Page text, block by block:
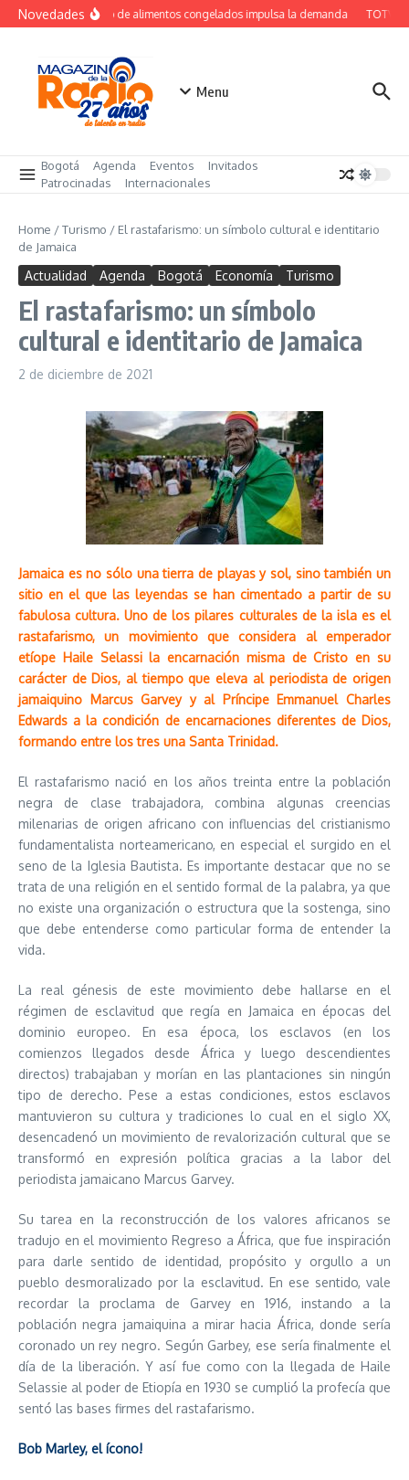
Saltar al contenido
Novedades
del consumo de alimentos congelados impulsa la demanda TOTVS
Menu
Bogotá Agenda Eventos
Invitados
Patrocinadas
Internacionales
Home /Turismo / El rastafarismo: un símbolo cultural e identitario
de Jamaica
Actualidad Agenda Bogotá Economía Turismo
El rastafarismo: un símbolo
cultural e identitario de Jamaica
2 de diciembre de 2021
Jamaica es no sólo una tierra de playas y sol, sino también un
sitio en el que las leyendas se han cimentado a partir de su
fabulosa cultura. Uno de los pilares culturales de la isla es el
rastafarismo, un movimiento que considera al emperador
etíope Haile Selassi la encarnación misma de Cristo en su
carácter de Dios, al tiempo que eleva al periodista de origen
jamaiquino Marcus Garvey y al Príncipe Emmanuel Charles
Edwards a la condición de encarnaciones diferentes de Dios,
formando entre los tres una Santa Trinidad.
El rastafarismo nació en los años treinta entre la población
negra de clase trabajadora, combina algunas creencias
milenarias de origen africano con influencias del cristianismo
fundamentalista norteamericano, en especial el surgido en el
seno de la Iglesia Bautista. Es importante destacar que no se
trata de una religión en el sentido formal de la palabra, ya que
no existe una organización o estructura que la sostenga, sino
que debe entenderse como particular forma de entender la
vida.
La real génesis de este movimiento debe hallarse en el
régimen de esclavitud que regía en Jamaica en épocas del
dominio europeo. En esa época, los esclavos (en los
comienzos llegados desde África y luego descendientes
directos) trabajaban y morían en las plantaciones sin ningún
tipo de derecho. Pese a estas condiciones, estos esclavos
mantuvieron su cultura y tradiciones lo cual en el siglo XX,
desencadenó un movimiento de revalorización cultural que se
transformó en expresión política gracias a la labor del
periodista jamaicano Marcus Garvey.
Su tarea en la reconstrucción de los valores africanos se
tradujo en el movimiento Regreso a África, que fue inspiración
para darle sentido de identidad, propósito y orgullo a un
pueblo desmoralizado por la esclavitud. En ese sentido, vale
recordar la proclama de Garvey en 1916, instando a la
población negra jamaiquina a mirar hacia África, donde sería
coronado un rey negro. Según Garbey, ese sería finalmente el
día de la liberación. Y así fue como con la llegada de Haile
Selassie al poder de Etiopía en 1930 se cumplió la profecía que
sentó las bases firmes del rastafarismo.
Bob Marley, el ícono!